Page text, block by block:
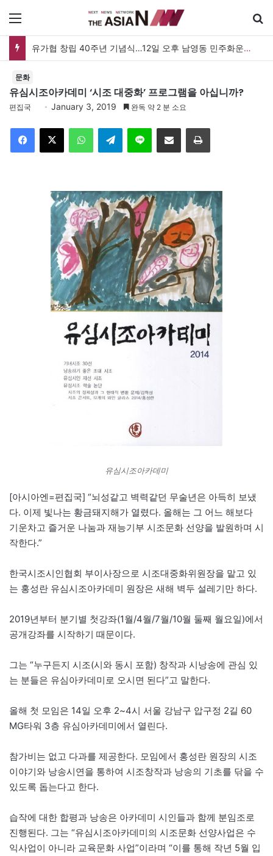
유가협 창립 40주년 기념식…12일 오후 남영동 민주화운동기념관
문화
유심시조아카데미 ‘시조 대중화’ 프로그램을 아십니까?
편집국 January 3, 2019 완독 약 2 분 소요
Telegram 이메일
유심시조아카데미
[아시아엔=편집국] “뇌성같고 벽력같던 무술년은 아득히 보냈
다. 이제 빛나는 황금돼지해가 열렸다. 올해는 그 어느 해보다
기운차고 즐거운 나눔과 재능기부 시조문화 선양을 발원하며 시
작한다.”
한국시조시인협회 부이사장으로 시조대중화위원장을 맡고 있
는 홍성란 유심시조아카데미 원장은 새해 벽두 설레기만 하다.
2019년부터 분기별 첫강좌(1월/4월/7월/10월 둘째 월요일)에서
공개강좌를 시작하기 때문이다.
그는 “누구든지 시조(시와 동시 포함) 창작과 시낭송에 관심 있
는 분들은 유심아카데미로 오시면 된다”고 말한다.
올해 첫 모임은 14일 오후 2~4시 서울 강남구 압구정 2길 60
MG타워 3층 유심아카데미에서 열린다.
참가비는 없고 다과를 제공한다. 모임에서 홍성란 원장의 시조
이야기와 낭송시연을 통하여 시조창작과 낭송의 기초를 닦을 수
있도록 돕는다고 한다.
습작에 대한 합평과 낭송은 아카데미 시인들과 함께 분임조로
진행된다. 그는 “유심시조아카데미의 시조문화 선양사업은 수
익사업이 아니라 교육문화 사업”이라며 “이를 통해 작년 5월 입